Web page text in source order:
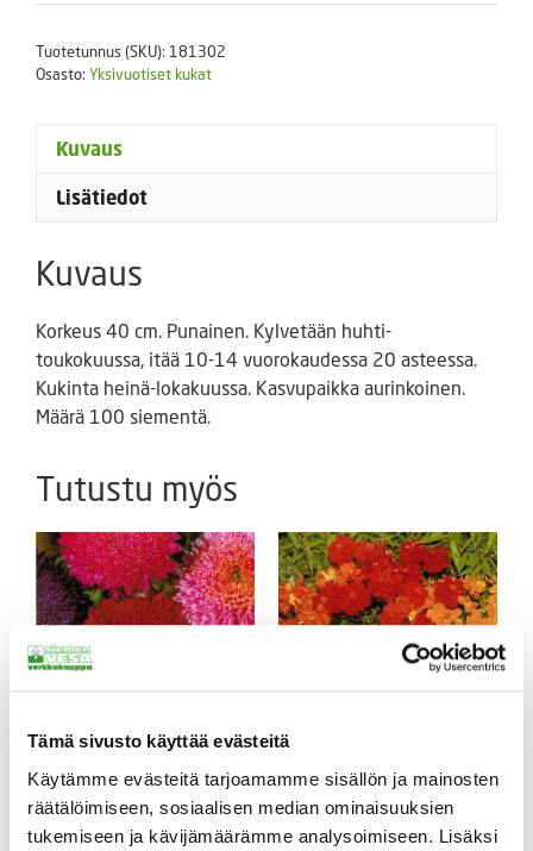
Tämä sivusto käyttää evästeitä
Käytämme evästeitä tarjoamamme sisällön ja mainosten
räätälöimiseen, sosiaalisen median ominaisuuksien
tukemiseen ja kävijämäärämme analysoimiseen. Lisäksi
Red
100
Tuotetunnus (SKU): 181302
Osasto: Yksivuotiset kukat
Kuvaus
Lisätiedot
Kuvaus
Korkeus 40 cm. Punainen. Kylvetään huhti-
toukokuussa, itää 10-14 vuorokaudessa 20 asteessa.
Kukinta heinä-lokakuussa. Kasvupaikka aurinkoinen.
Määrä 100 siementä.
Tutustu myös
Kiinanasteri Benary’s
Princess
(jättiläisprinsessa) 100
Keltakosmoskukka
Cosmic mix.
ALE!